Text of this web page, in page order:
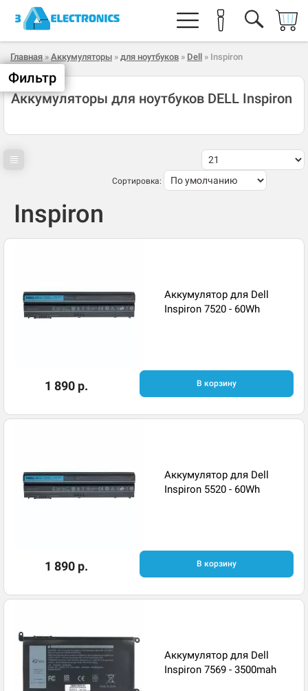
Главная » Аккумуляторы » для ноутбуков » Dell » Inspiron
Аккумуляторы для ноутбуков DELL Inspiron
Сортировка:
Inspiron
Аккумулятор для Dell
Inspiron 7520 - 60Wh
1 890 р. В корзину
Аккумулятор для Dell
Inspiron 5520 - 60Wh
1 890 р. В корзину
Аккумулятор для Dell
Inspiron 7569 - 3500mah
Фильтр